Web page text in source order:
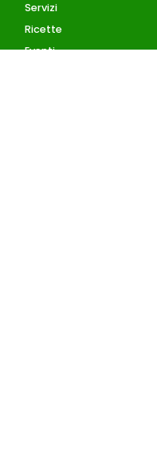
Servizi
Ricette
Eventi